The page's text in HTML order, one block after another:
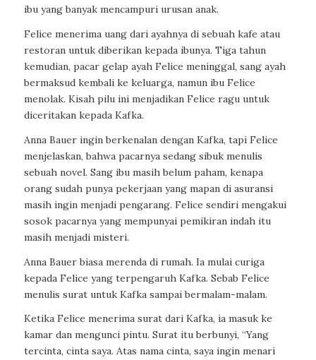
ibu yang banyak mencampuri urusan anak.
Felice menerima uang dari ayahnya di sebuah kafe atau
restoran untuk diberikan kepada ibunya. Tiga tahun
kemudian, pacar gelap ayah Felice meninggal, sang ayah
bermaksud kembali ke keluarga, namun ibu Felice
menolak. Kisah pilu ini menjadikan Felice ragu untuk
diceritakan kepada Kafka.
Anna Bauer ingin berkenalan dengan Kafka, tapi Felice
menjelaskan, bahwa pacarnya sedang sibuk menulis
sebuah novel. Sang ibu masih belum paham, kenapa
orang sudah punya pekerjaan yang mapan di asuransi
masih ingin menjadi pengarang. Felice sendiri mengakui
sosok pacarnya yang mempunyai pemikiran indah itu
masih menjadi misteri.
Anna Bauer biasa merenda di rumah. Ia mulai curiga
kepada Felice yang terpengaruh Kafka. Sebab Felice
menulis surat untuk Kafka sampai bermalam-malam.
Ketika Felice menerima surat dari Kafka, ia masuk ke
kamar dan mengunci pintu. Surat itu berbunyi, “Yang
tercinta, cinta saya. Atas nama cinta, saya ingin menari